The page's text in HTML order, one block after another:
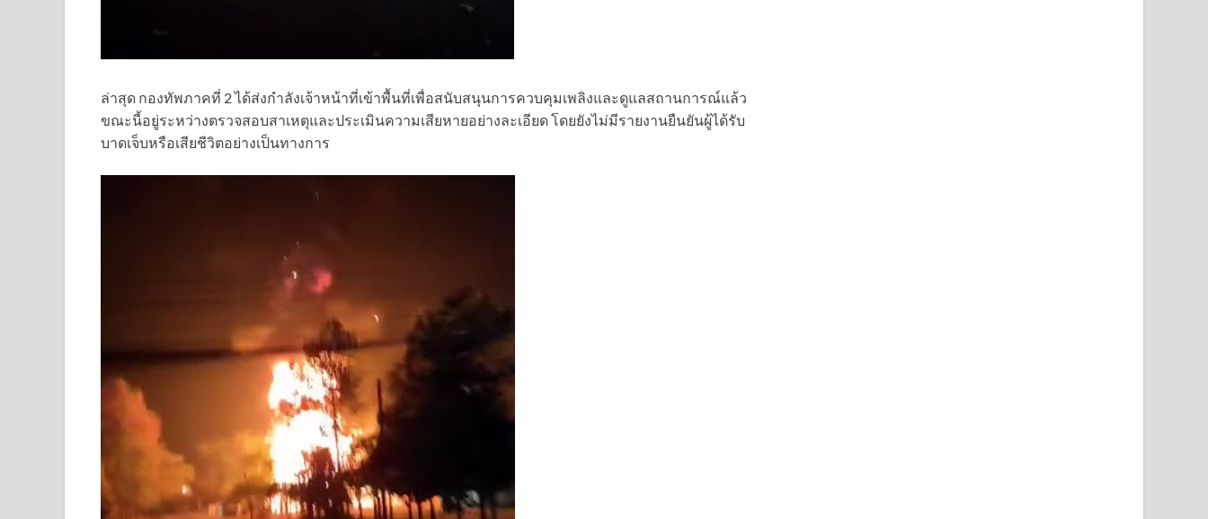
ล่าสุด กองทัพภาคที่ 2 ได้ส่งกำลังเจ้าหน้าที่เข้าพื้นที่เพื่อสนับสนุนการควบคุมเพลิงและดูแลสถานการณ์แล้ว
ขณะนี้อยู่ระหว่างตรวจสอบสาเหตุและประเมินความเสียหายอย่างละเอียด โดยยังไม่มีรายงานยืนยันผู้ได้รับ
บาดเจ็บหรือเสียชีวิตอย่างเป็นทางการ